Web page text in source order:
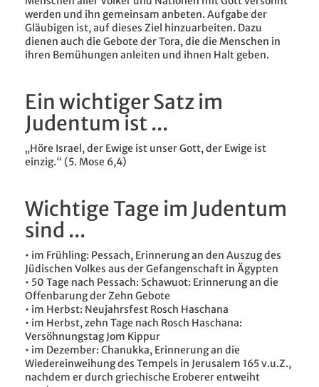
werden und ihn gemeinsam anbeten. Aufgabe der
Gläubigen ist, auf dieses Ziel hinzuarbeiten. Dazu
dienen auch die Gebote der Tora, die die Menschen in
ihren Bemühungen anleiten und ihnen Halt geben.
Ein wichtiger Satz im
Judentum ist ...
„Höre Israel, der Ewige ist unser Gott, der Ewige ist
einzig.“ (5. Mose 6,4)
Wichtige Tage im Judentum
sind ...
• im Frühling: Pessach, Erinnerung an den Auszug des
Jüdischen Volkes aus der Gefangenschaft in Ägypten
• 50 Tage nach Pessach: Schawuot: Erinnerung an die
Offenbarung der Zehn Gebote
• im Herbst: Neujahrsfest Rosch Haschana
• im Herbst, zehn Tage nach Rosch Haschana:
Versöhnungstag Jom Kippur
• im Dezember: Chanukka, Erinnerung an die
Wiedereinweihung des Tempels in Jerusalem 165 v.u.Z.,
nachdem er durch griechische Eroberer entweiht